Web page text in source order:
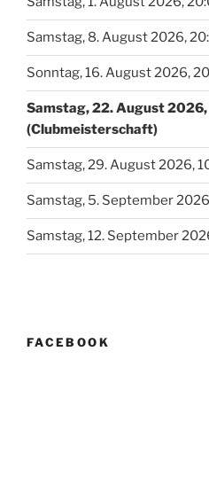
Samstag, 8. August 2026,
Sonntag, 16. August 2026,
Samstag, 22. August
(Clubmeisterschaft)
Samstag, 29. August 2026,
Samstag, 5. September
Samstag, 12. September
FACEBOOK